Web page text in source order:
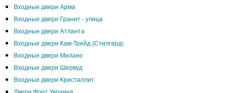
Входные двери Арма
Входные двери Гранит - улица
Входные двери Атланта
Входные двери Кам-Трейд (Стилгард)
Входные двери Милано
Входные двери Шервуд
Входные двери Кристаллит
Двери Форт Украина